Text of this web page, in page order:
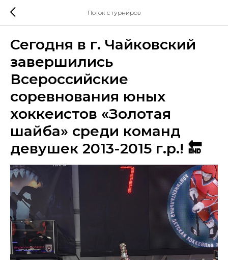
Поток с турниров
Сегодня в г. Чайковский
завершились
Всероссийские
соревнования юных
хоккеистов «Золотая
шайба» среди команд
девушек 2013-2015 г.р.! 🔚